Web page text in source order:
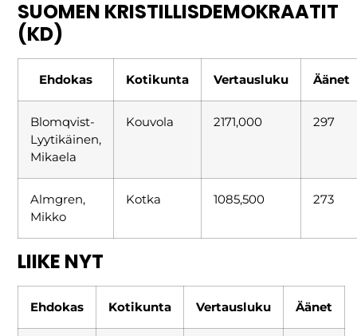
SUOMEN KRISTILLISDEMOKRAATIT
(KD)
Ehdokas Kotikunta Vertausluku Äänet
Blomqvist-
Lyytikäinen,
Mikaela
Kouvola 2171,000 297
Almgren,
Mikko
Kotka 1085,500 273
LIIKE NYT
Ehdokas Kotikunta Vertausluku Äänet